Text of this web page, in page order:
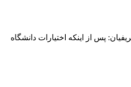
پس از اینکه اختیارات دانشگاه